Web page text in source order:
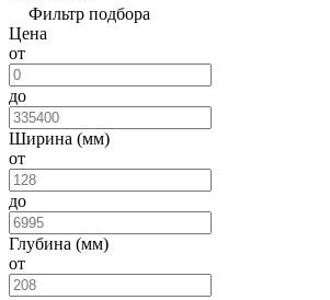
Фильтр подбора
Цена
от
до
Ширина (мм)
от
до
Глубина (мм)
от